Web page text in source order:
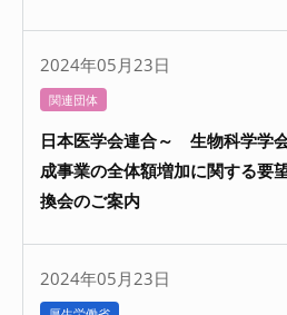
2024年05月23日
関連団体
日本医学会連合～ 生物科学学
成事業の全体額増加に関する要
換会のご案内
2024年05月23日